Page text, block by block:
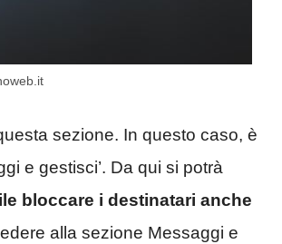
sezione. In questo caso, è
e gestisci’. Da qui si potrà
bloccare i destinatari anche
alla sezione Messaggi e